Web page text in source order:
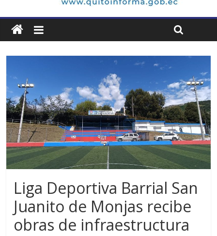
Liga Deportiva Barrial San
Juanito de Monjas recibe
obras de infraestructura